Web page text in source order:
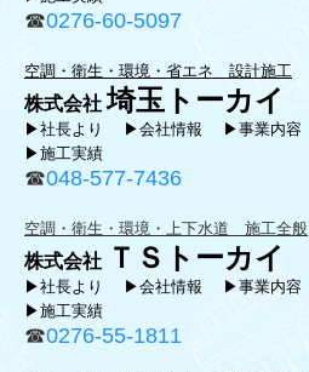
☎0276-60-5097
空調・衛生・環境・省エネ 設計施工
株式会社 埼玉トーカイ
▶社長より ▶会社情報
▶事業内容
▶施工実績
☎048-577-7436
空調・衛生・環境・上下水道 施工全般
株式会社 ＴＳトーカイ
▶社長より ▶会社情報
▶事業内容
▶施工実績
☎0276-55-1811